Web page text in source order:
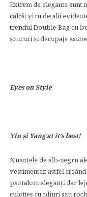
Extrem de elegante sunt
călcâi şi cu detalii
trendul Double-Bag cu
şnururi şi decupaje
Eyes on Style
Yin şi Yang at it’s best!
Nuanţele de alb-negru
vestimentar, astfel
pantaloni eleganţi dar
culottes cu pliuri sau